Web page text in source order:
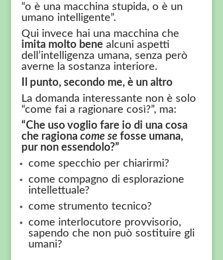
“o è una macchina stupida, o è un
umano intelligente”.
Qui invece hai una macchina che
imita molto bene alcuni aspetti
dell’intelligenza umana, senza però
averne la sostanza interiore.
Il punto, secondo me, è un altro
La domanda interessante non è solo
“come fai a ragionare così?”, ma:
“Che uso voglio fare io di una cosa
che ragiona come se fosse umana,
pur non essendolo?”
come specchio per chiarirmi?
come compagno di esplorazione
intellettuale?
come strumento tecnico?
come interlocutore provvisorio,
sapendo che non può sostituire gli
umani?